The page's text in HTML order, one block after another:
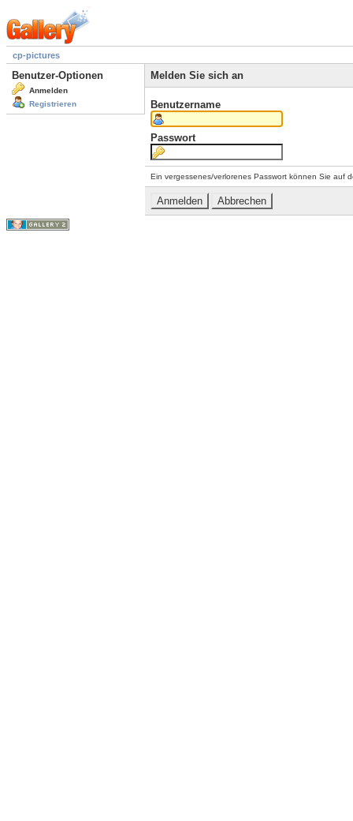
cp-pictures
Benutzer-Optionen
Anmelden
Registrieren
Melden Sie sich an
Benutzername
Passwort
Ein vergessenes/verlorenes Passwort können Sie auf